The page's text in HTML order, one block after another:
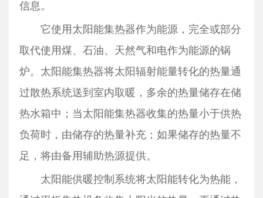
信息。
它使用太阳能集热器作为能源，完全或部分
取代使用煤、石油、天然气和电作为能源的锅
炉。太阳能集热器将太阳辐射能量转化的热量通
过散热系统送到室内取暖，多余的热量储存在储
热水箱中；当太阳能集热器收集的热量小于供热
负荷时，由储存的热量补充；如果储存的热量不
足，将由备用辅助热源提供。
太阳能供暖控制系统将太阳能转化为热能，